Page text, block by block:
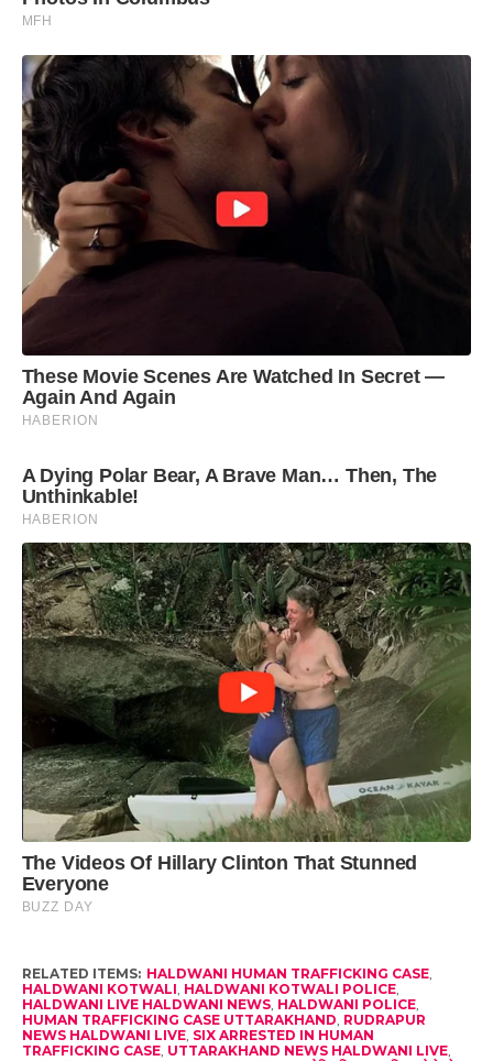
RELATED ITEMS: HALDWANI HUMAN TRAFFICKING CASE,
HALDWANI KOTWALI, HALDWANI KOTWALI POLICE,
HALDWANI LIVE HALDWANI NEWS, HALDWANI POLICE,
HUMAN TRAFFICKING CASE UTTARAKHAND, RUDRAPUR
NEWS HALDWANI LIVE, SIX ARRESTED IN HUMAN
TRAFFICKING CASE, UTTARAKHAND NEWS HALDWANI LIVE,